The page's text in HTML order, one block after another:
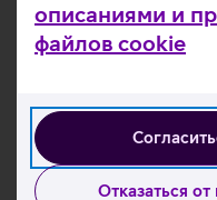
описаниями и
файлов cookie
Отказаться